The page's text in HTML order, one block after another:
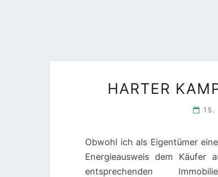
HARTER
Obwohl ich als Eigentümer
Energieausweis dem
entsprechenden